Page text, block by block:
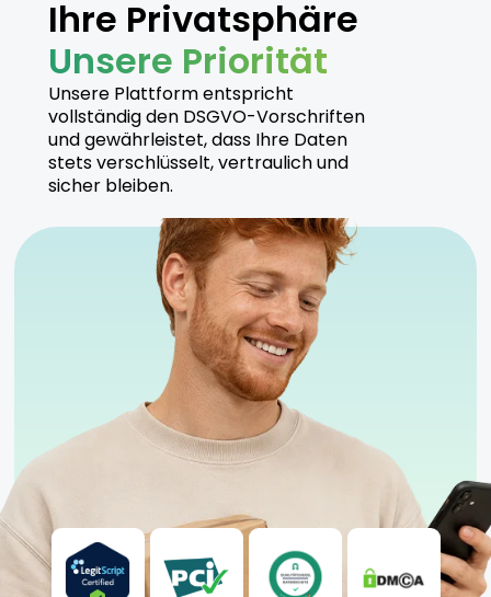
Ihre Privatsphäre
Unsere Priorität
Unsere Plattform entspricht
vollständig den DSGVO-Vorschriften
und gewährleistet, dass Ihre Daten
stets verschlüsselt, vertraulich und
sicher bleiben.